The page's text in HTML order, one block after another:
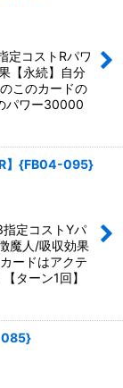
定コストRパワ
【永続】自分
このカードの
パワー30000
R】{FB04-095}
定コストYパ
魔人/吸収効果
ードはアクテ
ターン1回】
085}